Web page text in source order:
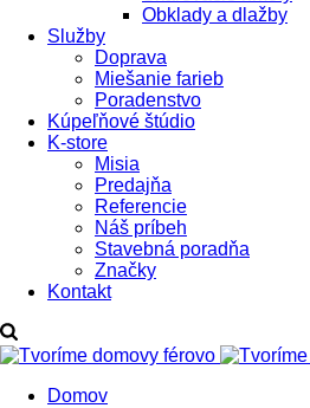
Obklady a dlažby
Služby
Doprava
Miešanie farieb
Poradenstvo
Kúpeľňové štúdio
K-store
Misia
Predajňa
Referencie
Náš príbeh
Stavebná poradňa
Značky
Kontakt
Domov